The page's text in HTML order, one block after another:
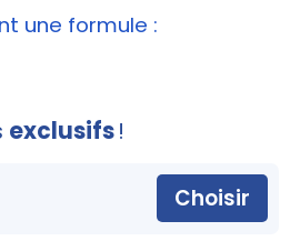
une formule :
exclusifs!
Choisir